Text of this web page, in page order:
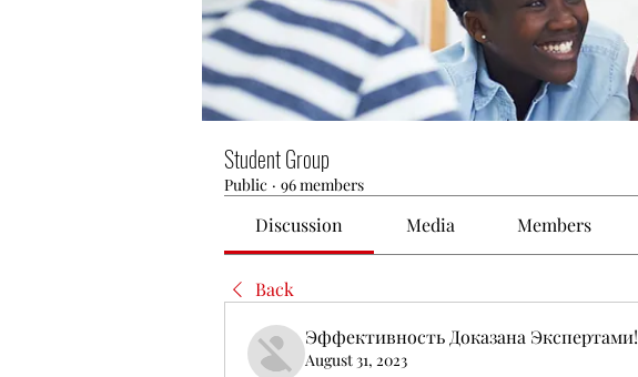
Student Group
Public · 96 members
Discussion Media Members
Back
Эффективность Доказана Экспертами!
August 31, 2023